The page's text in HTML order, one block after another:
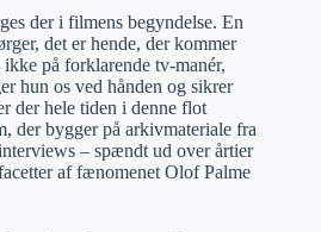
der i filmens begyndelse. En
det er hende, der kommer
på forklarende tv-manér,
hun os ved hånden og sikrer
der hele tiden i denne flot
der bygger på arkivmateriale fra
– spændt ud over årtier
af fænomenet Olof Palme